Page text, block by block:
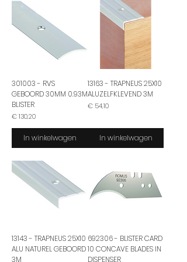
301003 - RVS
GEBOORD 30MM 0.93M
BLISTER
Prijs
€ 130,20
In winkelwagen
13163 - TRAPNEUS 25X10
ALUZELFKLEVEND 3M
Prijs
€ 54,10
In winkelwagen
13143 - TRAPNEUS 25X10
ALU NATUREL GEBOORD
3M
692306 - BLISTER CARD
10 CONCAVE BLADES IN
DISPENSER